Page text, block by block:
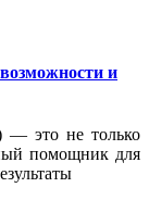
и
— это не только
помощник для